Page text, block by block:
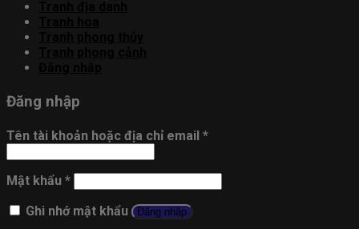
Đăng nhập
Tên tài khoản hoặc địa chỉ email *
Mật khẩu *
Ghi nhớ mật khẩu
Đăng nhập